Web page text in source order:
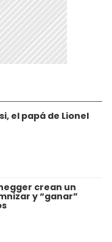
el papá de Lionel
crean un
y “ganar”